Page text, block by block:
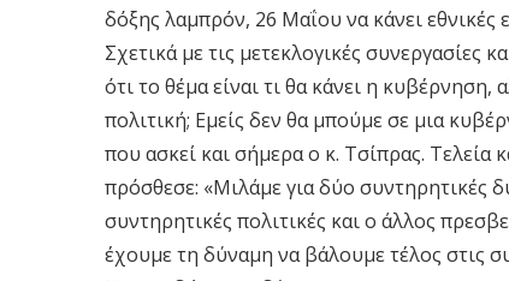
δόξης λαμπρόν, 26 Μαΐου να κάνει εθνικές
Σχετικά με τις μετεκλογικές
ότι το θέμα είναι τι θα κάνει η κυβέρνηση,
πολιτική; Εμείς δεν θα μπούμε σε μια
που ασκεί και σήμερα ο κ. Τσίπρας. Τελεία
πρόσθεσε: «Μιλάμε για δύο συντηρητικές
συντηρητικές πολιτικές και ο άλλος
έχουμε τη δύναμη να βάλουμε τέλος στις